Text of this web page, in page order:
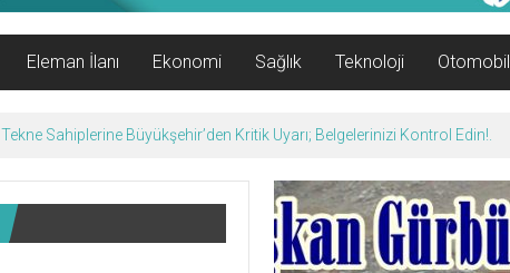
Eleman İlanı Ekonomi Sağlık Teknoloji Otomobil
Tekne Sahiplerine Büyükşehir’den Kritik Uyarı; Belgelerinizi Kontrol Edin!.